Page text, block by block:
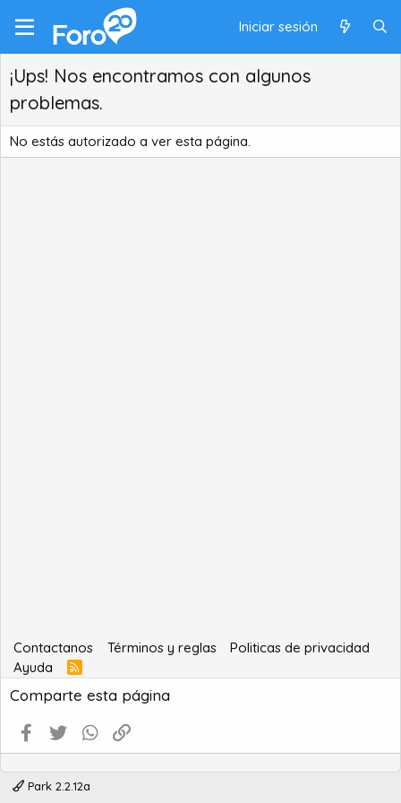
Iniciar sesión
¡Ups! Nos encontramos con algunos
problemas.
No estás autorizado a ver esta página.
Contactanos Términos y reglas
Politicas de privacidad
Ayuda
R
S
S
Comparte esta página
Facebook
Twitter WhatsApp
Park 2.2.12a